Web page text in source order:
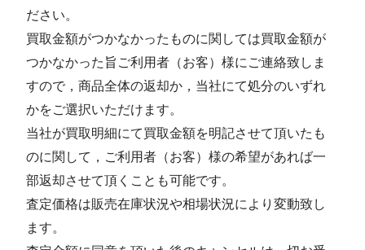
ださい。
買取金額がつかなかったものに関しては買取金額が
つかなかった旨ご利用者（お客）様にご連絡致しま
すので，商品全体の返却か，当社にて処分のいずれ
かをご選択いただけます。
当社が買取明細にて買取金額を明記させて頂いたも
のに関して，ご利用者（お客）様の希望があれば一
部返却させて頂くことも可能です。
査定価格は販売在庫状況や相場状況により変動致し
ます。